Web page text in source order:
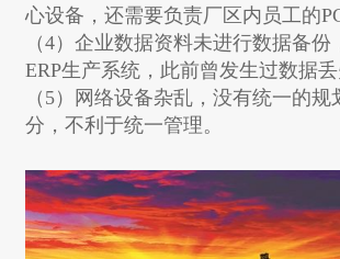
心设备，还需要负责厂区内员工的
（4）企业数据资料未进行数据备份
ERP生产系统，此前曾发生过数据丢
（5）网络设备杂乱，没有统一的规
分，不利于统一管理。